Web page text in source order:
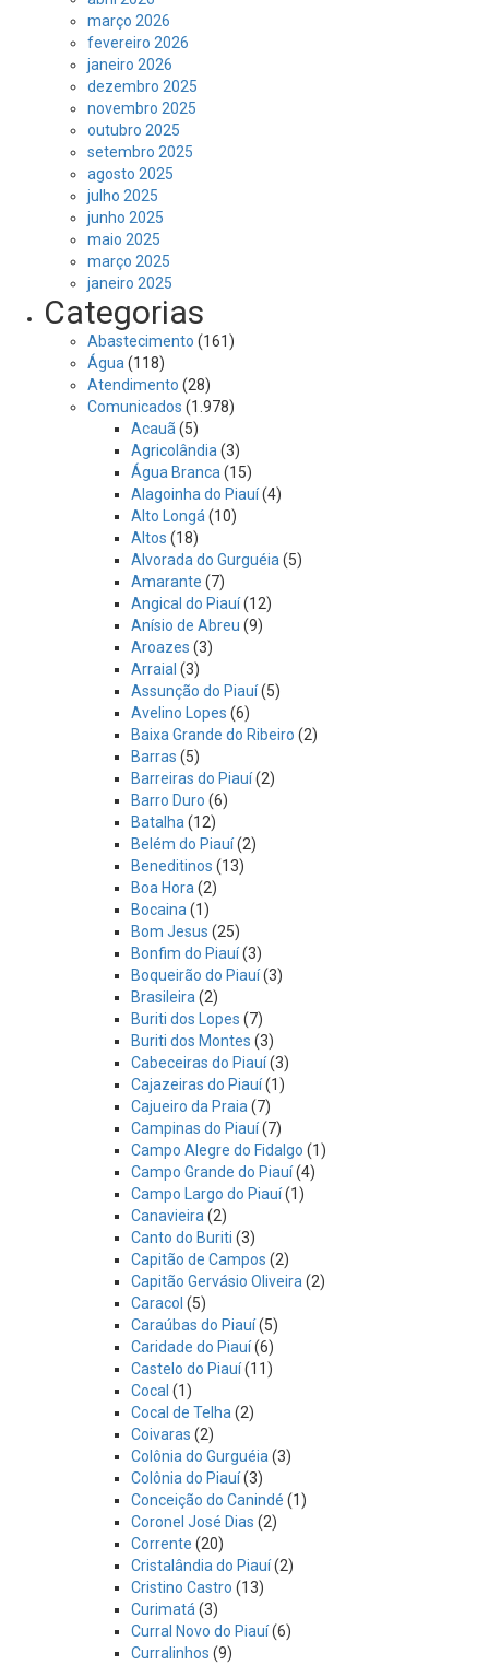
março 2026
fevereiro 2026
janeiro 2026
dezembro 2025
novembro 2025
outubro 2025
setembro 2025
agosto 2025
julho 2025
junho 2025
maio 2025
março 2025
janeiro 2025
Categorias
Abastecimento (161)
Água(118)
Atendimento (28)
Comunicados (1.978)
Acauã(5)
Agricolândia(3)
Água Branca(15)
Alagoinha do Piauí(4)
Alto Longá(10)
Altos (18)
Alvorada do Gurguéia(5)
Amarante (7)
Angical do Piauí(12)
Anísio de Abreu (9)
Aroazes (3)
Arraial (3)
Assunção do Piauí(5)
Avelino Lopes (6)
Baixa Grande do Ribeiro (2)
Barras (5)
Barreiras do Piauí(2)
Barro Duro (6)
Batalha(12)
Belém do Piauí(2)
Beneditinos (13)
Boa Hora(2)
Bocaina(1)
Bom Jesus (25)
Bonfim do Piauí(3)
Boqueirão do Piauí(3)
Brasileira(2)
Buriti dos Lopes (7)
Buriti dos Montes (3)
Cabeceiras do Piauí(3)
Cajazeiras do Piauí(1)
Cajueiro da Praia(7)
Campinas do Piauí(7)
Campo Alegre do Fidalgo (1)
Campo Grande do Piauí(4)
Campo Largo do Piauí(1)
Canavieira(2)
Canto do Buriti (3)
Capitão de Campos (2)
Capitão Gervásio Oliveira(2)
Caracol (5)
Caraúbas do Piauí(5)
Caridade do Piauí(6)
Castelo do Piauí(11)
Cocal (1)
Cocal de Telha(2)
Coivaras (2)
Colônia do Gurguéia(3)
Colônia do Piauí(3)
Conceição do Canindé (1)
Coronel José Dias (2)
Corrente (20)
Cristalândia do Piauí(2)
Cristino Castro (13)
Curimatá(3)
Curral Novo do Piauí(6)
Curralinhos (9)